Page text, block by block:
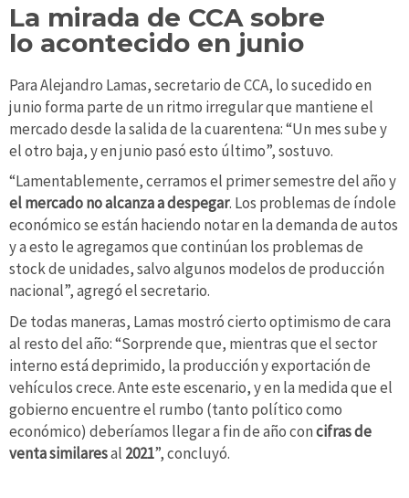
La mirada de CCA sobre
lo acontecido en junio
Para Alejandro Lamas, secretario de CCA, lo sucedido en
junio forma parte de un ritmo irregular que mantiene el
mercado desde la salida de la cuarentena: “Un mes sube y
el otro baja, y en junio pasó esto último”, sostuvo.
“Lamentablemente, cerramos el primer semestre del año y
el mercado no alcanza a despegar. Los problemas de índole
económico se están haciendo notar en la demanda de autos
y a esto le agregamos que continúan los problemas de
stock de unidades, salvo algunos modelos de producción
nacional”, agregó el secretario.
De todas maneras, Lamas mostró cierto optimismo de cara
al resto del año: “Sorprende que, mientras que el sector
interno está deprimido, la producción y exportación de
vehículos crece. Ante este escenario, y en la medida que el
gobierno encuentre el rumbo (tanto político como
económico) deberíamos llegar a fin de año concifras de
venta similaresal 2021”, concluyó.